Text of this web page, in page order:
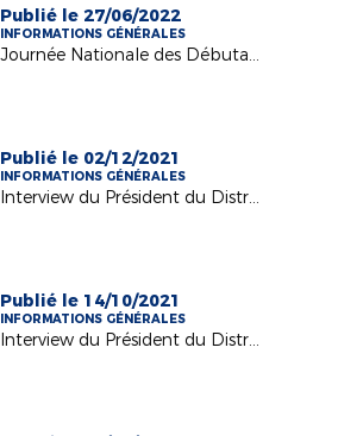
Publié le 27/06/2022
INFORMATIONS GÉNÉRALES
Journée Nationale des Débutants - 25/26 Juin 2022 à Montigny le Bretonneux - Stade de la Couldre
Publié le 02/12/2021
INFORMATIONS GÉNÉRALES
Interview du Président du District des Yvelines de Football - 78TV du 22.11.21 - à propos des violences dans les stades
Publié le 14/10/2021
INFORMATIONS GÉNÉRALES
Interview du Président du District des Yvelines de Football en ce début de saison 2021/2022